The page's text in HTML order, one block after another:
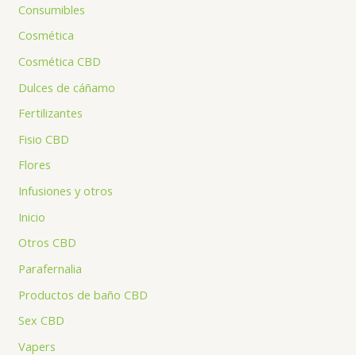
Consumibles
Cosmética
Cosmética CBD
Dulces de cáñamo
Fertilizantes
Fisio CBD
Flores
Infusiones y otros
Inicio
Otros CBD
Parafernalia
Productos de baño CBD
Sex CBD
Vapers